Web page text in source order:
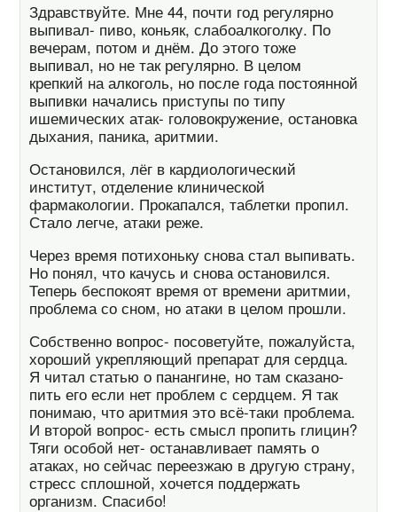
Здравствуйте. Мне 44, почти год регулярно
выпивал- пиво, коньяк, слабоалкоголку. По
вечерам, потом и днём. До этого тоже
выпивал, но не так регулярно. В целом
крепкий на алкоголь, но после года постоянной
выпивки начались приступы по типу
ишемических атак- головокружение, остановка
дыхания, паника, аритмии.
Остановился, лёг в кардиологический
институт, отделение клинической
фармакологии. Прокапался, таблетки пропил.
Стало легче, атаки реже.
Через время потихоньку снова стал выпивать.
Но понял, что качусь и снова остановился.
Теперь беспокоят время от времени аритмии,
проблема со сном, но атаки в целом прошли.
Собственно вопрос- посоветуйте, пожалуйста,
хороший укрепляющий препарат для сердца.
Я читал статью о панангине, но там сказано-
пить его если нет проблем с сердцем. Я так
понимаю, что аритмия это всё-таки проблема.
И второй вопрос- есть смысл пропить глицин?
Тяги особой нет- останавливает память о
атаках, но сейчас переезжаю в другую страну,
стресс сплошной, хочется поддержать
организм. Спасибо!